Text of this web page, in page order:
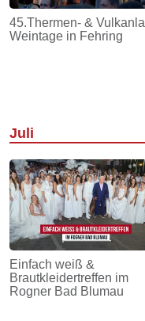
45.Thermen- &
Weintage in Fehring
Juli
Einfach weiß &
Brautkleidertreffen im
Rogner Bad Blumau